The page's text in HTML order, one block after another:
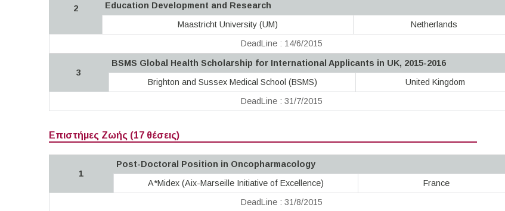
2
Education Development and Research
Maastricht University (UM)
Netherlands
DeadLine : 14/6/2015
3
BSMS Global Health Scholarship for International Applicants in UK, 2015-2016
Brighton and Sussex Medical School (BSMS)
United Kingdom
DeadLine : 31/7/2015
Επιστήμες Ζωής (17 θέσεις)
1
Post-Doctoral Position in Oncopharmacology
A*Midex (Aix-Marseille Initiative of Excellence)
France
DeadLine : 31/8/2015